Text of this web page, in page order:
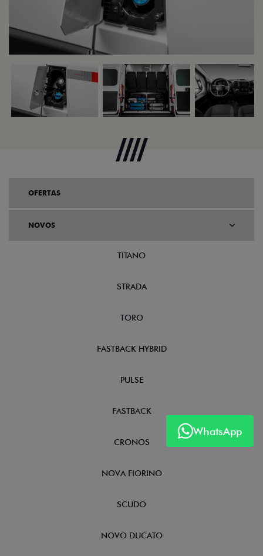
WhatsApp
OFERTAS
NOVOS
TITANO
STRADA
TORO
FASTBACK HYBRID
PULSE
FASTBACK
CRONOS
NOVA FIORINO
SCUDO
NOVO DUCATO